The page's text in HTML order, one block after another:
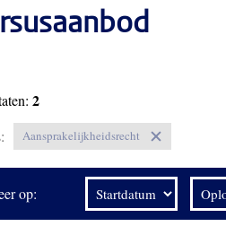
2
Aansprakelijkheidsrecht
op: